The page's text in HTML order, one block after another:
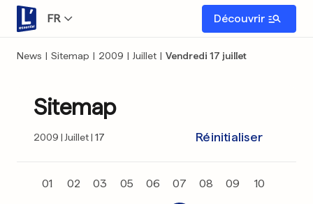
FR Découvrir
News | Sitemap | 2009 | Juillet | Vendredi 17 juillet
Sitemap
2009 Juillet 17 Réinitialiser
01 02 03 05 06 07 08 09 10